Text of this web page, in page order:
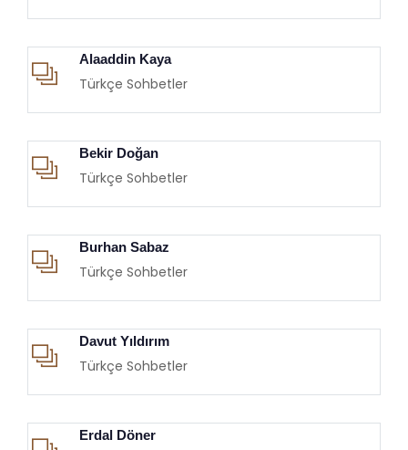
Alaaddin Kaya
Türkçe Sohbetler
Bekir Doğan
Türkçe Sohbetler
Burhan Sabaz
Türkçe Sohbetler
Davut Yıldırım
Türkçe Sohbetler
Erdal Döner